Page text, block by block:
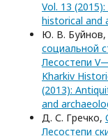
Vol. 13
historical and
Ю. В. Буйнов,
социальной
Лесостепи
Kharkiv
(2013):
and
Д. С. Гречко,
Лесостепи